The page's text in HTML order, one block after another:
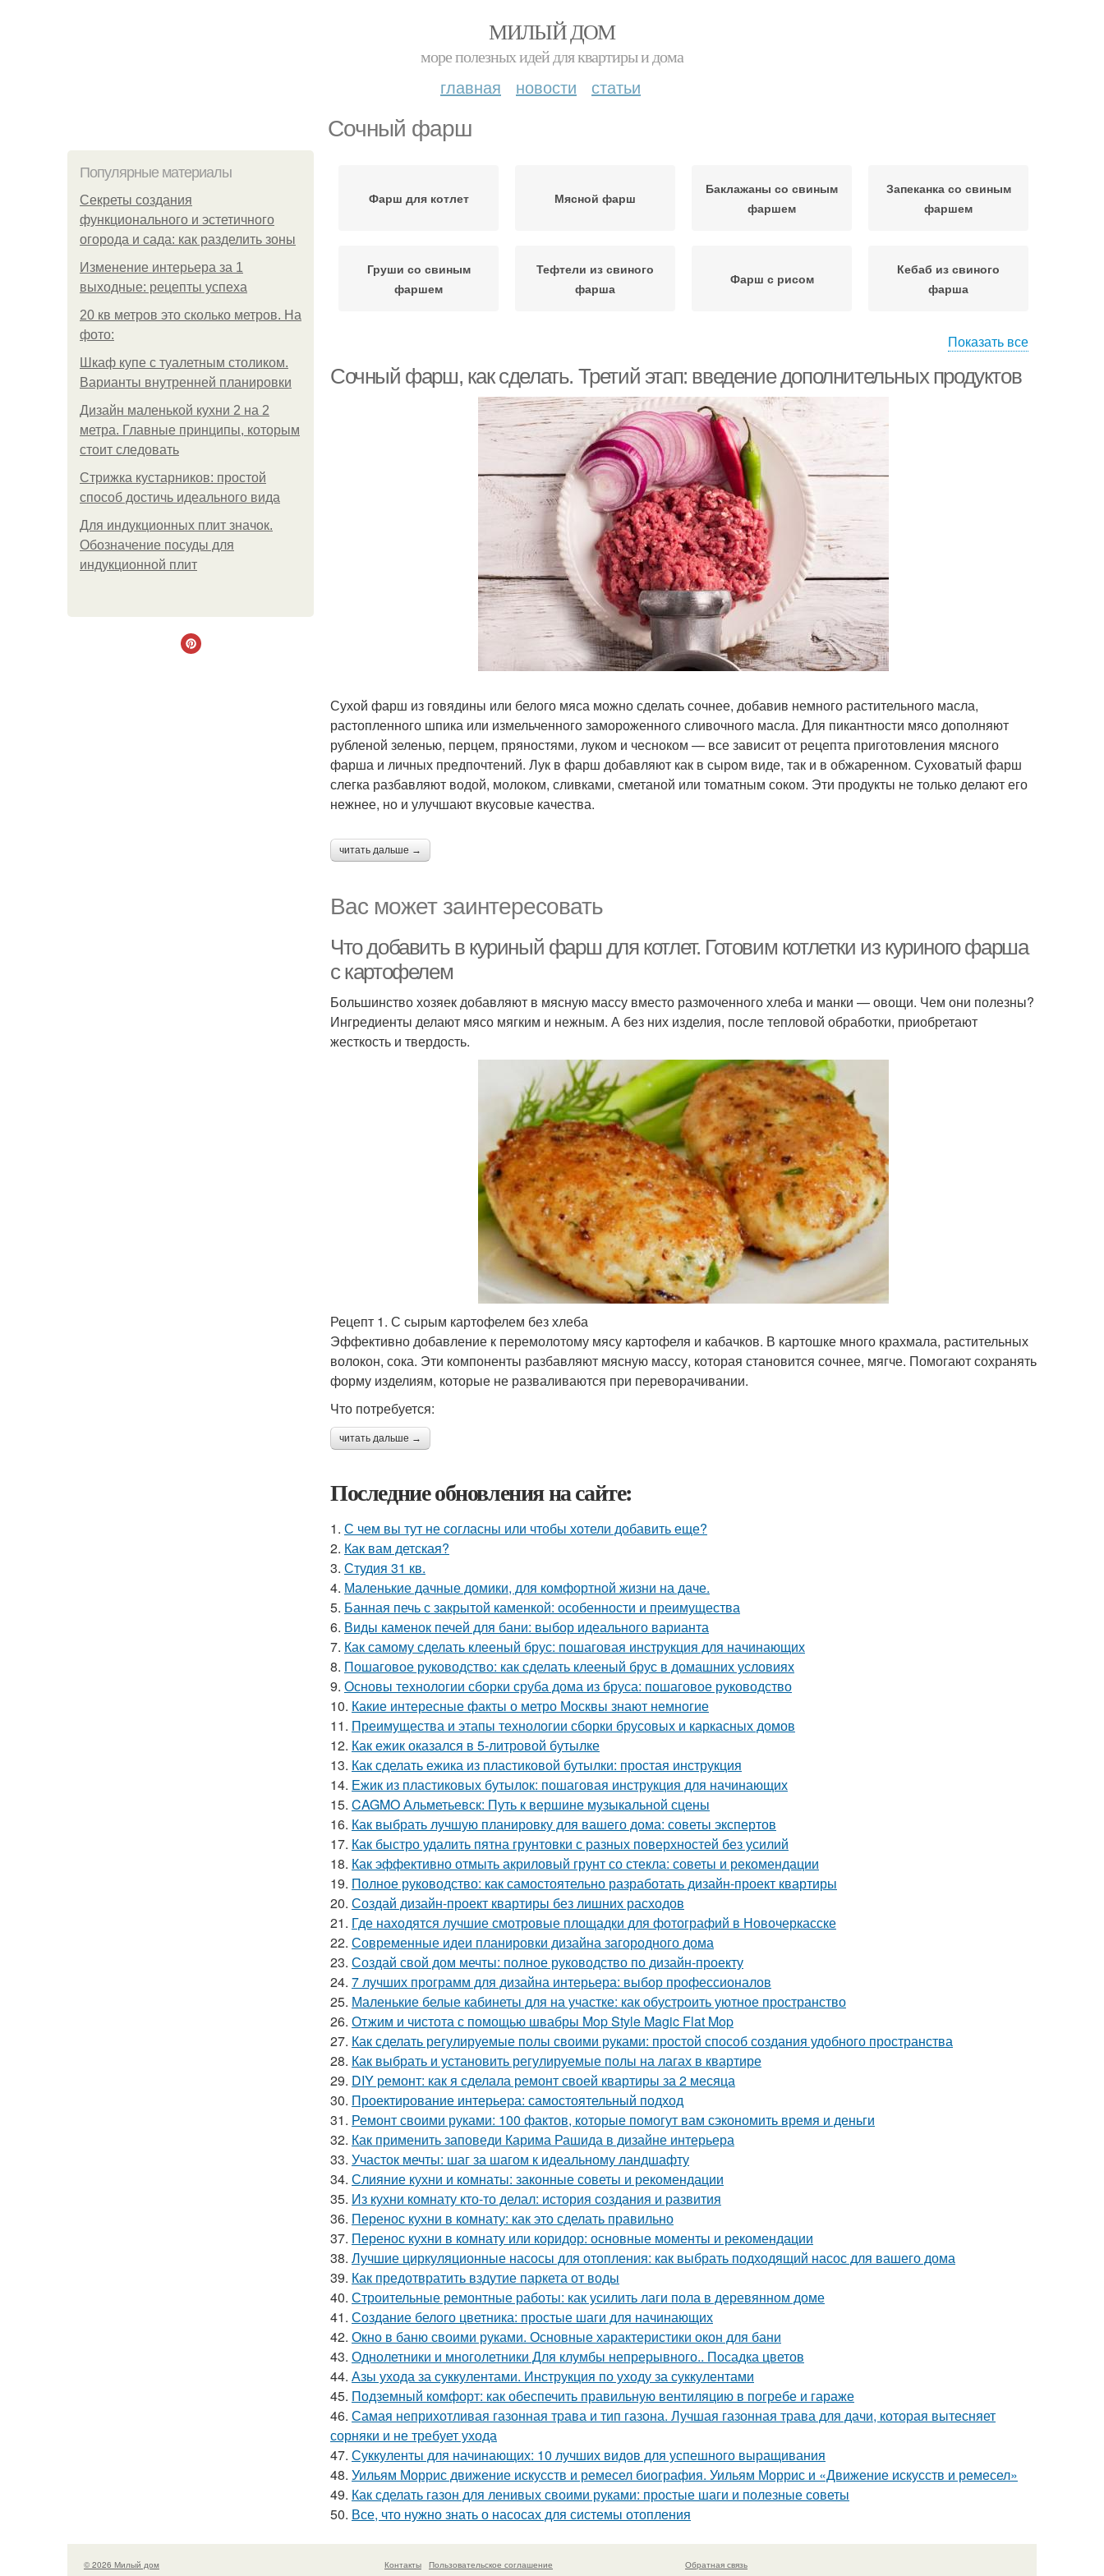
МИЛЫЙ ДОМ
море полезных идей для квартиры и дома
главная новости статьи
Сочный фарш
Популярные материалы
Секреты создания
функционального и эстетичного
огорода и сада: как разделить зоны
Изменение интерьера за 1
выходные: рецепты успеха
20 кв метров это сколько метров. На
фото:
Шкаф купе с туалетным столиком.
Варианты внутренней планировки
Дизайн маленькой кухни 2 на 2
метра. Главные принципы, которым
стоит следовать
Стрижка кустарников: простой
способ достичь идеального вида
Для индукционных плит значок.
Обозначение посуды для
индукционной плит
Фарш для котлет Мясной фарш
Баклажаны со свиным
фаршем
Запеканка со свиным
фаршем
Груши со свиным
фаршем
Тефтели из свиного
фарша
Фарш с рисом
Кебаб из свиного
фарша
фаршем
Показать все
Сочный фарш, как сделать. Третий этап: введение дополнительных продуктов
Сухой фарш из говядины или белого мяса можно сделать сочнее, добавив немного растительного масла,
растопленного шпика или измельченного замороженного сливочного масла. Для пикантности мясо дополняют
рубленой зеленью, перцем, пряностями, луком и чесноком — все зависит от рецепта приготовления мясного
фарша и личных предпочтений. Лук в фарш добавляют как в сыром виде, так и в обжаренном. Суховатый фарш
слегка разбавляют водой, молоком, сливками, сметаной или томатным соком. Эти продукты не только делают его
нежнее, но и улучшают вкусовые качества.
читать дальше →
Вас может заинтересовать
Что добавить в куриный фарш для котлет. Готовим котлетки из куриного фарша
с картофелем
Большинство хозяек добавляют в мясную массу вместо размоченного хлеба и манки — овощи. Чем они полезны?
Ингредиенты делают мясо мягким и нежным. А без них изделия, после тепловой обработки, приобретают
жесткость и твердость.
Рецепт 1. С сырым картофелем без хлеба
Эффективно добавление к перемолотому мясу картофеля и кабачков. В картошке много крахмала, растительных
волокон, сока. Эти компоненты разбавляют мясную массу, которая становится сочнее, мягче. Помогают сохранять
форму изделиям, которые не разваливаются при переворачивании.
Что потребуется:
читать дальше →
Последние обновления на сайте:
1. С чем вы тут не согласны или чтобы хотели добавить еще?
2. Как вам детская?
3. Студия 31 кв.
4. Маленькие дачные домики, для комфортной жизни на даче.
5. Банная печь с закрытой каменкой: особенности и преимущества
6. Виды каменок печей для бани: выбор идеального варианта
7. Как самому сделать клееный брус: пошаговая инструкция для начинающих
8. Пошаговое руководство: как сделать клееный брус в домашних условиях
9. Основы технологии сборки сруба дома из бруса: пошаговое руководство
10. Какие интересные факты о метро Москвы знают немногие
11. Преимущества и этапы технологии сборки брусовых и каркасных домов
12. Как ежик оказался в 5-литровой бутылке
13. Как сделать ежика из пластиковой бутылки: простая инструкция
14. Ежик из пластиковых бутылок: пошаговая инструкция для начинающих
15. CAGMO Альметьевск: Путь к вершине музыкальной сцены
16. Как выбрать лучшую планировку для вашего дома: советы экспертов
17. Как быстро удалить пятна грунтовки с разных поверхностей без усилий
18. Как эффективно отмыть акриловый грунт со стекла: советы и рекомендации
19. Полное руководство: как самостоятельно разработать дизайн-проект квартиры
20. Создай дизайн-проект квартиры без лишних расходов
21. Где находятся лучшие смотровые площадки для фотографий в Новочеркасске
22. Современные идеи планировки дизайна загородного дома
23. Создай свой дом мечты: полное руководство по дизайн-проекту
24. 7 лучших программ для дизайна интерьера: выбор профессионалов
25. Маленькие белые кабинеты для на участке: как обустроить уютное пространство
26. Отжим и чистота с помощью швабры Mop Style Magic Flat Mop
27. Как сделать регулируемые полы своими руками: простой способ создания удобного пространства
28. Как выбрать и установить регулируемые полы на лагах в квартире
29. DIY ремонт: как я сделала ремонт своей квартиры за 2 месяца
30. Проектирование интерьера: самостоятельный подход
31. Ремонт своими руками: 100 фактов, которые помогут вам сэкономить время и деньги
32. Как применить заповеди Карима Рашида в дизайне интерьера
33. Участок мечты: шаг за шагом к идеальному ландшафту
34. Слияние кухни и комнаты: законные советы и рекомендации
35. Из кухни комнату кто-то делал: история создания и развития
36. Перенос кухни в комнату: как это сделать правильно
37. Перенос кухни в комнату или коридор: основные моменты и рекомендации
38. Лучшие циркуляционные насосы для отопления: как выбрать подходящий насос для вашего дома
39. Как предотвратить вздутие паркета от воды
40. Строительные ремонтные работы: как усилить лаги пола в деревянном доме
41. Создание белого цветника: простые шаги для начинающих
42. Окно в баню своими руками. Основные характеристики окон для бани
43. Однолетники и многолетники Для клумбы непрерывного.. Посадка цветов
44. Азы ухода за суккулентами. Инструкция по уходу за суккулентами
45. Подземный комфорт: как обеспечить правильную вентиляцию в погребе и гараже
46. Самая неприхотливая газонная трава и тип газона. Лучшая газонная трава для дачи, которая вытесняет
сорняки и не требует ухода
47. Суккуленты для начинающих: 10 лучших видов для успешного выращивания
48. Уильям Моррис движение искусств и ремесел биография. Уильям Моррис и «Движение искусств и ремесел»
49. Как сделать газон для ленивых своими руками: простые шаги и полезные советы
50. Все, что нужно знать о насосах для системы отопления
© 2026 Милый дом Контакты Пользовательское соглашение Обратная связь